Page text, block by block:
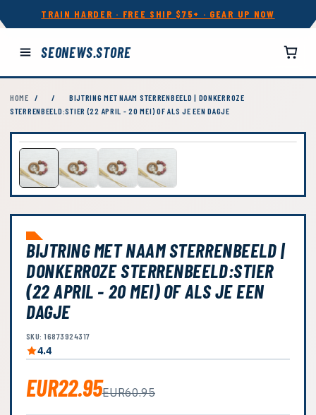
TRAIN HARDER · FREE SHIP $75+ · GEAR UP NOW
SEONEWS.STORE
HOME / /
BIJTRING MET NAAM STERRENBEELD | DONKERROZE
STERRENBEELD:STIER (22 APRIL - 20 MEI) OF ALS JE EEN DAGJE
BIJTRING MET NAAM STERRENBEELD |
DONKERROZE STERRENBEELD:STIER
(22 APRIL - 20 MEI) OF ALS JE EEN
DAGJE
SKU: 16873924317
4.4
EUR22.95EUR60.95